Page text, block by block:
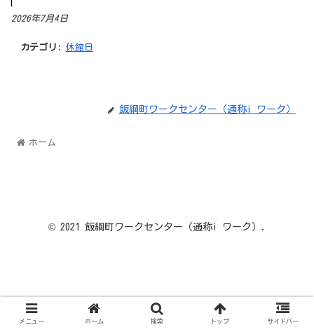
2026年7月4日
カテゴリ: 休館日
飯綱町ワークセンター（通称i ワーク）
ホーム
© 2021 飯綱町ワークセンター（通称i ワーク）.
メニュー ホーム 検索 トップ サイドバー